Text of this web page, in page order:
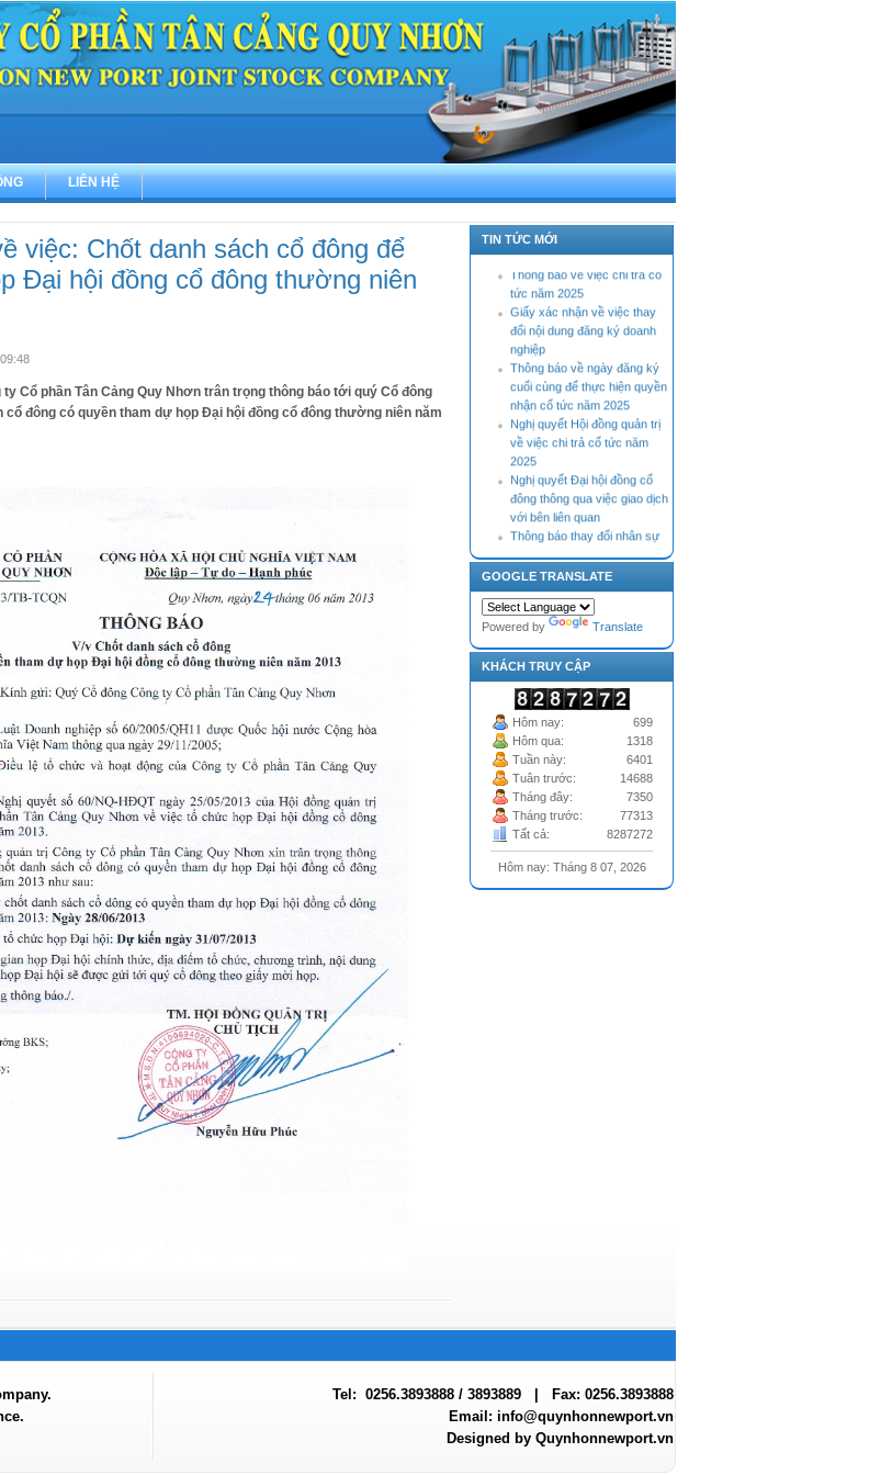
LIÊN HỆ
việc: Chốt danh sách cổ đông để
Đại hội đồng cổ đông thường niên
ty Cổ phần Tân Cảng Quy Nhơn trân trọng thông báo tới quý Cổ đông
cổ đông có quyền tham dự họp Đại hội đồng cổ đông thường niên năm
TIN TỨC MỚI
công ty bán niên năm 2026
Thông báo tỷ lệ sở hữu nước
ngoài tối đa
tức năm 2025
Giấy xác nhận về việc thay
đổi nội dung đăng ký doanh
nghiệp
Thông báo về ngày đăng ký
cuối cùng để thực hiện quyền
nhận cổ tức năm 2025
Nghị quyết Hội đồng quản trị
về việc chi trả cổ tức năm
2025
Nghị quyết Đại hội đồng cổ
đông thông qua việc giao dịch
với bên liên quan
Thông báo thay đổi nhân sự
Tài liệu Đại hội đồng cổ đông
thường niên năm 2026 (bản
cập nhật điều chỉnh, bổ sung
theo Nghị quyết HĐQT)
Thông báo nhận Đơn từ nhiệm
của Thành viên Hội đồng quản
trị
GOOGLE TRANSLATE
Powered by Translate
KHÁCH TRUY CẬP
Hôm nay:
699
Hôm qua:
1318
Tuần này:
6401
Tuân trước:
14688
Tháng đây:
7350
Tháng trước:
77313
Tất cả:
8287272
Hôm nay: Tháng 8 07, 2026
Tel: 0256.3893888 / 3893889 | Fax: 0256.3893888
Email:info@quynhonnewport.vn
Designed by Quynhonnewport.vn